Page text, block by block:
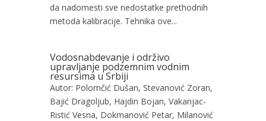
da nadomesti sve nedostatke prethodnih
metoda kalibracije. Tehnika ove...
Vodosnabdevanje i održivo
upravljanje podzemnim vodnim
resursima u Srbiji
Autor: Polomčić Dušan, Stevanović Zoran,
Bajić Dragoljub, Hajdin Bojan, Vakanjac-
Ristić Vesna, Dokmanović Petar, Milanović